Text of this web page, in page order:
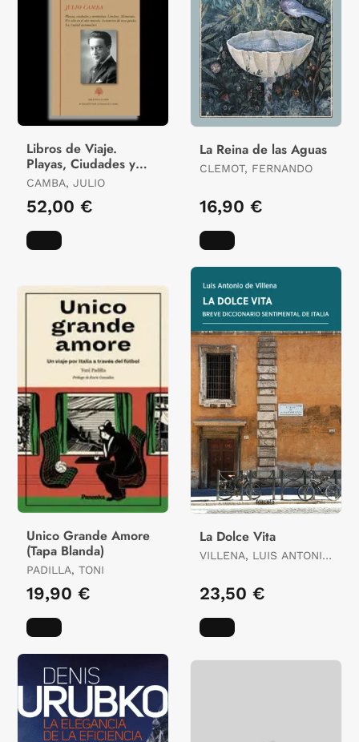
Libros de Viaje.
Playas, Ciudades y
Montañas. Londres.
Alemania. Un Año en
el Otro Mundo.
CAMBA, JULIO
52,00 €
La Reina de las Aguas
CLEMOT, FERNANDO
16,90 €
Unico Grande Amore
(Tapa Blanda)
PADILLA, TONI
19,90 €
La Dolce Vita
VILLENA, LUIS ANTONIO
23,50 €